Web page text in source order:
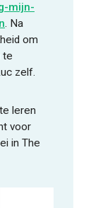
mijn-
. Na
om
te
zelf.
leren
voor
in The